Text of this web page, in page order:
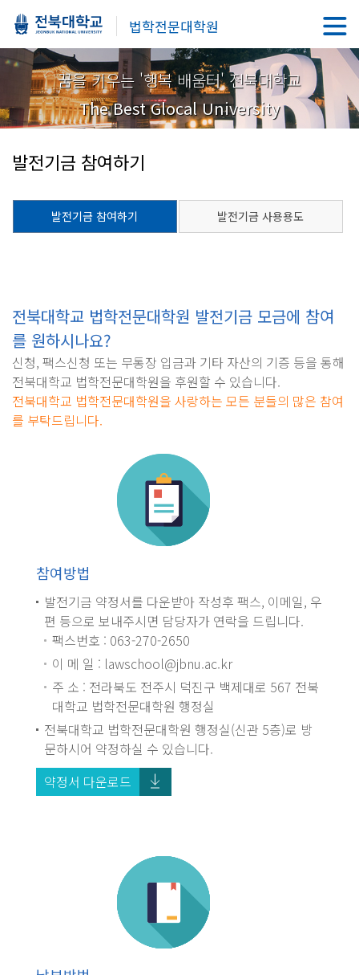
법학전문대학원
꿈을 키우는 '행복 배움터' 전북대학교
The Best Glocal University
발전기금 참여하기
발전기금 참여하기 발전기금 사용용도
전북대학교 법학전문대학원 발전기금 모금에 참여
를 원하시나요?
신청, 팩스신청 또는 무통장 입금과 기타 자산의 기증 등을 통해
전북대학교 법학전문대학원을 후원할 수 있습니다.
전북대학교 법학전문대학원을 사랑하는 모든 분들의 많은 참여
를 부탁드립니다.
참여방법
발전기금 약정서를 다운받아 작성후 팩스, 이메일, 우
편 등으로 보내주시면 담당자가 연락을 드립니다.
팩스번호 : 063-270-2650
이 메 일 : lawschool@jbnu.ac.kr
주 소 : 전라북도 전주시 덕진구 백제대로 567 전북
대학교 법학전문대학원 행정실
전북대학교 법학전문대학원 행정실(신관 5층)로 방
문하시어 약정하실 수 있습니다.
약정서 다운로드